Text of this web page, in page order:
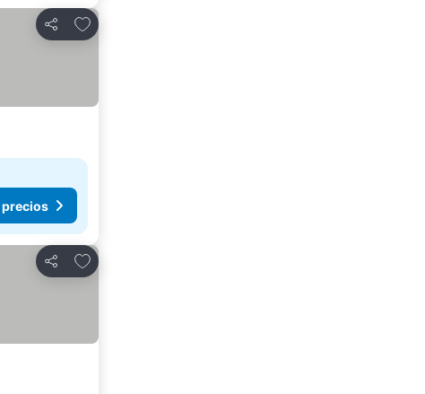
Compartir
Añadir a favoritos
precios
Compartir
Añadir a favoritos